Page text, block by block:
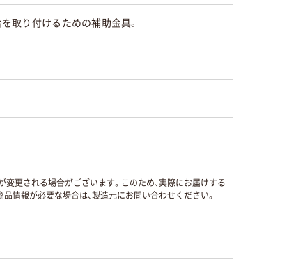
取り付けるための補助金具。
変更される場合がございます。このため、実際にお届けする
情報が必要な場合は、製造元にお問い合わせください。